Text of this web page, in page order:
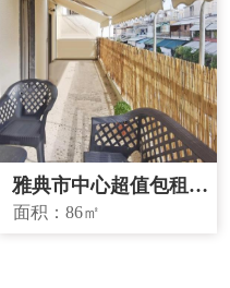
雅典市中心超值包租房
源
面积：86㎡